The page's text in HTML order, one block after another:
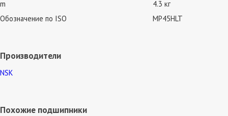
m
4.3 кг
Обозначение по ISO
MP45HLT
Производители
NSK
Похожие подшипники